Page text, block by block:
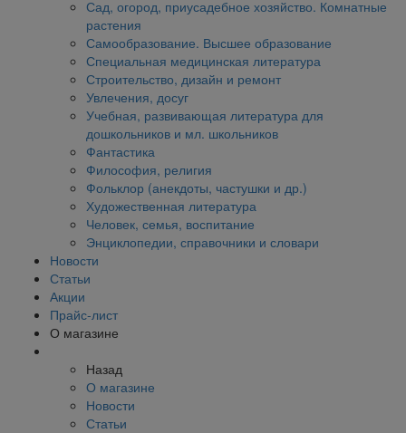
Сад, огород, приусадебное хозяйство. Комнатные
растения
Самообразование. Высшее образование
Специальная медицинская литература
Строительство, дизайн и ремонт
Увлечения, досуг
Учебная, развивающая литература для
дошкольников и мл. школьников
Фантастика
Философия, религия
Фольклор (анекдоты, частушки и др.)
Художественная литература
Человек, семья, воспитание
Энциклопедии, справочники и словари
Новости
Статьи
Акции
Прайс-лист
О магазине
Назад
О магазине
Новости
Статьи